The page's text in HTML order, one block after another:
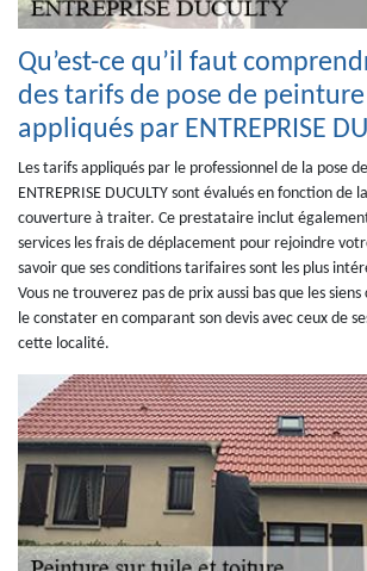
Qu’est-ce qu’il faut
des tarifs de pose de
appliqués par ENTREPRISE
Les tarifs appliqués par le professionnel de la pose
ENTREPRISE DUCULTY sont évalués en fonction de
couverture à traiter. Ce prestataire inclut
services les frais de déplacement pour rejoindre
savoir que ses conditions tarifaires sont les plus
Vous ne trouverez pas de prix aussi bas que les
le constater en comparant son devis avec ceux de
cette localité.